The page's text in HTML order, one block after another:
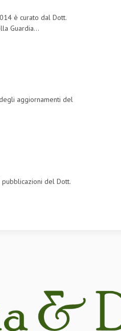
è curato dal Dott.
Guardia...
aggiornamenti del
del Dott.